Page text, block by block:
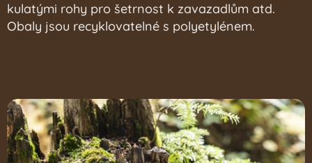
kulatými rohy pro šetrnost k zavazadlům atd.
Obaly jsou recyklovatelné s polyetylénem.